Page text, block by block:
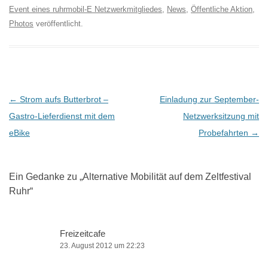
Event eines ruhrmobil-E Netzwerkmitgliedes
News Öffentliche Aktion
Photos veröffentlicht.
B
e
i
a
← Strom aufs Butterbrot –
Gastro-Lieferdienst mit dem
eBike
Einladung zur September-
Netzwerksitzung mit
Probefahrten →
Ein Gedanke zu „Alternative Mobilität auf dem Zeltfestival
Ruhr“
Freizeitcafe
23. August 2012 um 22:23